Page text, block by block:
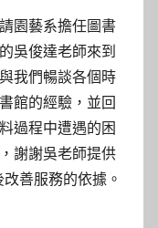
園藝系擔任圖書
吳俊達老師來到
我們暢談各個時
館的經驗，並回
過程中遭遇的困
謝謝吳老師提供
善服務的依據。